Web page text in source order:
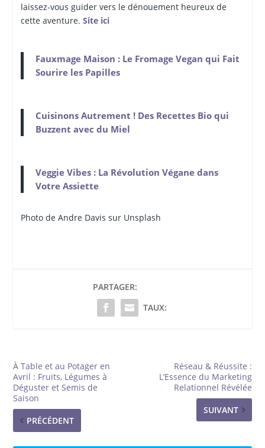
laissez-vous guider vers le dénouement heureux de
cette aventure. Site ici
Fauxmage Maison : Le Fromage Vegan qui Fait
Sourire les Papilles
Cuisinons Autrement ! Des Recettes Bio qui
Buzzent avec du Miel
Veggie Vibes : La Révolution Végane dans
Votre Assiette
Photo de Andre Davis sur Unsplash
PARTAGER:
TAUX:
À Table et au Potager en
Avril : Fruits, Légumes à
Déguster et Semis de
Saison
PRÉCÉDENT
Réseau & Réussite :
L’Essence du Marketing
Relationnel Révélée
SUIVANT